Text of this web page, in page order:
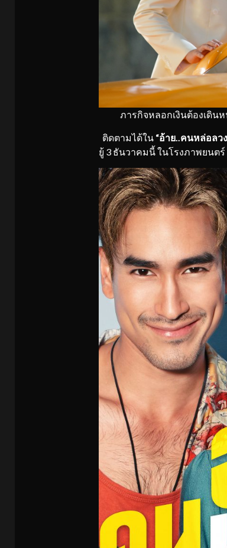
ภารกิจหลอกเงินต้องเดินหน้
ติดตามได้ใน “อ้าย..คนหล่อลวง
ยู้ 3 ธันวาคมนี้ ในโรงภาพยนตร์